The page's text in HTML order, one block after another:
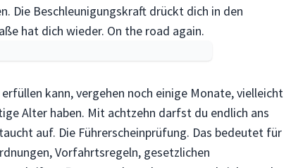
Die Beschleunigungskraft drückt dich in den
hat dich wieder. On the road again.
kann, vergehen noch einige Monate, vielleicht
Alter haben. Mit achtzehn darfst du endlich ans
auf. Die Führerscheinprüfung. Das bedeutet für
Vorfahrtsregeln, gesetzlichen